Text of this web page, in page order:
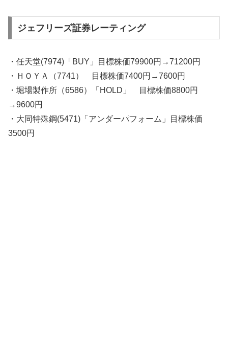
ジェフリーズ証券レーティング
・任天堂(7974)「BUY」目標株価79900円→71200円
・ＨＯＹＡ（7741） 目標株価7400円→7600円
・堀場製作所（6586）「HOLD」 目標株価8800円
→9600円
・大同特殊鋼(5471)「アンダーパフォーム」目標株価
3500円